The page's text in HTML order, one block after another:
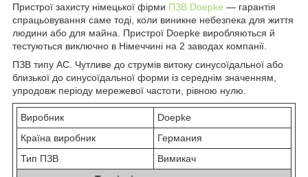
Пристрої захисту німецької фірми ПЗВ Doepke — гарантія
спрацьовування саме тоді, коли виникне небезпека для життя
людини або для майна. Пристрої Doepke виробляються й
тестуються виключно в Німеччині на 2 заводах компанії.
ПЗВ типу АС. Чутливе до струмів витоку синусоїдальної або
близької до синусоїдальної форми із середнім значенням,
упродовж періоду мережевої частоти, рівною нулю.
Виробник
Doepke
Країна виробник
Германия
Тип ПЗВ
Вимикач